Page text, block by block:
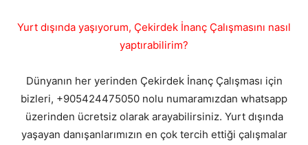
Yurt dışında yaşıyorum, Çekirdek İnanç Çalışmasını nasıl
yaptırabilirim?
Dünyanın her yerinden Çekirdek İnanç Çalışması için
bizleri, +905424475050 nolu numaramızdan whatsapp
üzerinden ücretsiz olarak arayabilirsiniz. Yurt dışında
yaşayan danışanlarımızın en çok tercih ettiği çalışmalar